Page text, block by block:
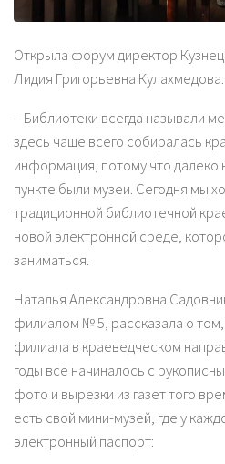
Открыла форум директор
Лидия Григорьевна Кулахмедова:
– Библиотеки всегда называли
здесь чаще всего собиралась
информация, потому что
пункте были музеи. Сегодня мы
традиционной библиотечной
новой электронной среде,
заниматься.
Наталья Александровна
филиалом № 5, рассказала о
филиала в краеведческом
годы всё начиналось с
фото и вырезки из газет того
есть свой мини-музей, где у
электронный паспорт: